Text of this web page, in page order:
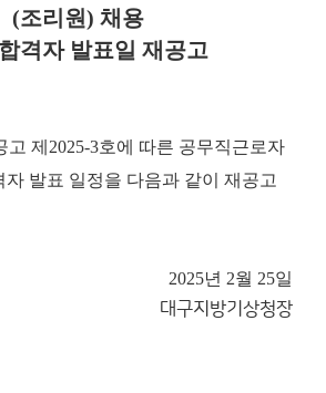
(조리원) 채용
격자 발표일 재공고
고 제2025-3호에 따른 공무직근로자
발표 일정을 다음과 같이 재공고
2025년 2월 25일
대구지방기상청장